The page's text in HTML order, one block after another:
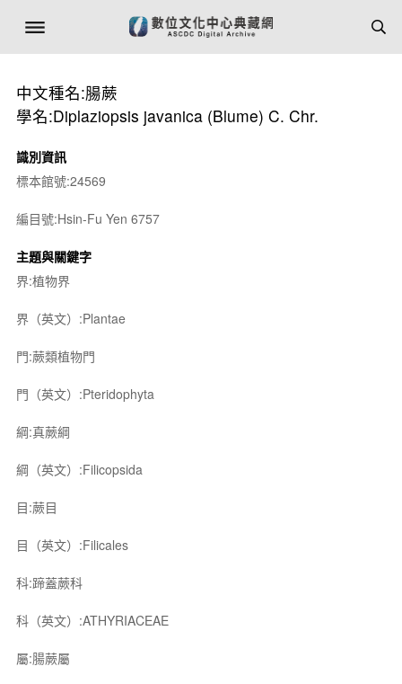
中文種名:腸蕨
學名:Diplaziopsis javanica (Blume) C. Chr.
識別資訊
標本館號:24569
編目號:Hsin-Fu Yen 6757
主題與關鍵字
界:植物界
界（英文）:Plantae
門:蕨類植物門
門（英文）:Pteridophyta
綱:真蕨綱
綱（英文）:Filicopsida
目:蕨目
目（英文）:Filicales
科:蹄蓋蕨科
科（英文）:ATHYRIACEAE
屬:腸蕨屬